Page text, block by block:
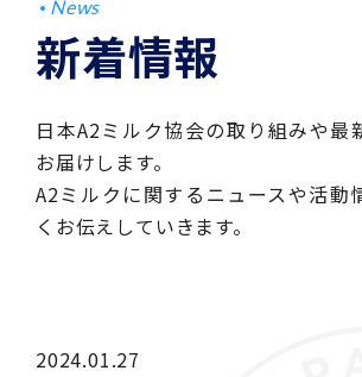
News
新着情報
日本A2ミルク協会の取り組みや最
お届けします。
A2ミルクに関するニュースや活動
くお伝えしていきます。
2024.01.27